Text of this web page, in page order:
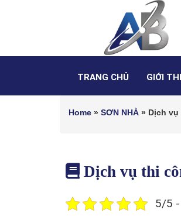
TRANG CHỦ GIỚI
Home » SƠN NHÀ » Dịch vụ
Dịch vụ thi
5/5 -